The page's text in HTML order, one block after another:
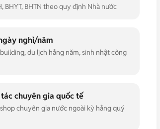
BHYT, BHTN theo quy định Nhà nước
nghỉ/năm
du lịch hằng năm, sinh nhật công
chuyên gia quốc tế
chuyên gia nước ngoài kỳ hằng quý